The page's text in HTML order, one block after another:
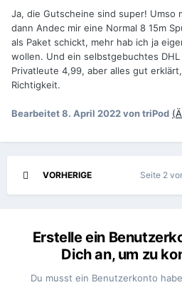
Ja, die Gutscheine sind super! Umso
dann Andec mir eine Normal 8 15m
als Paket schickt, mehr hab ich ja
wollen. Und ein selbstgebuchtes
Privatleute 4,99, aber alles gut
Richtigkeit.
Bearbeitet8. April 2022von triPod
VORHERIGE Seite 2
Erstelle ein
Dich an, um zu
Du musst ein Benutzerkonto